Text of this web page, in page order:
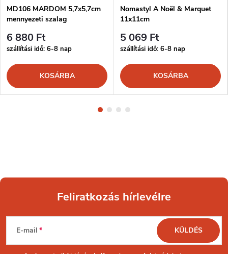
MD106 MARDOM 5,7x5,7cm
mennyezeti szalag
6 880 Ft
szállítási idő: 6-8 nap
KOSÁRBA
Nomastyl A Noël & Marquet
11x11cm
5 069 Ft
szállítási idő: 6-8 nap
KOSÁRBA
L
á
Feliratkozás hírlevélre
E-mail KÜLDÉS